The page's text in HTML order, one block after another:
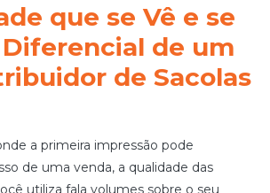
que se Vê e se
de um
de Sacolas
a primeira impressão pode
de uma venda, a qualidade das
utiliza fala volumes sobre o seu